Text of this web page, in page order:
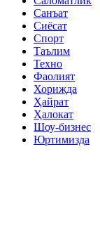
Санъат
Сиёсат
Спорт
Таълим
Техно
Фаолият
Хорижда
Ҳайрат
Ҳалокат
Шоу-бизнес
Юртимизда